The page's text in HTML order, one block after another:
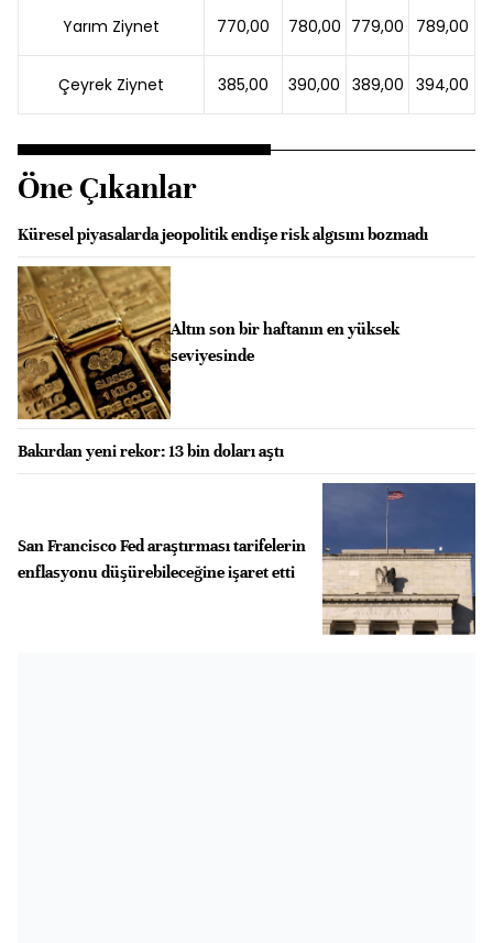
Yarım Ziynet 770,00 780,00 779,00 789,00
Çeyrek Ziynet 385,00 390,00 389,00 394,00
Öne Çıkanlar
Küresel piyasalarda jeopolitik endişe risk algısını bozmadı
Altın son bir haftanın en yüksek
seviyesinde
Bakırdan yeni rekor: 13 bin doları aştı
San Francisco Fed araştırması tarifelerin
enflasyonu düşürebileceğine işaret etti